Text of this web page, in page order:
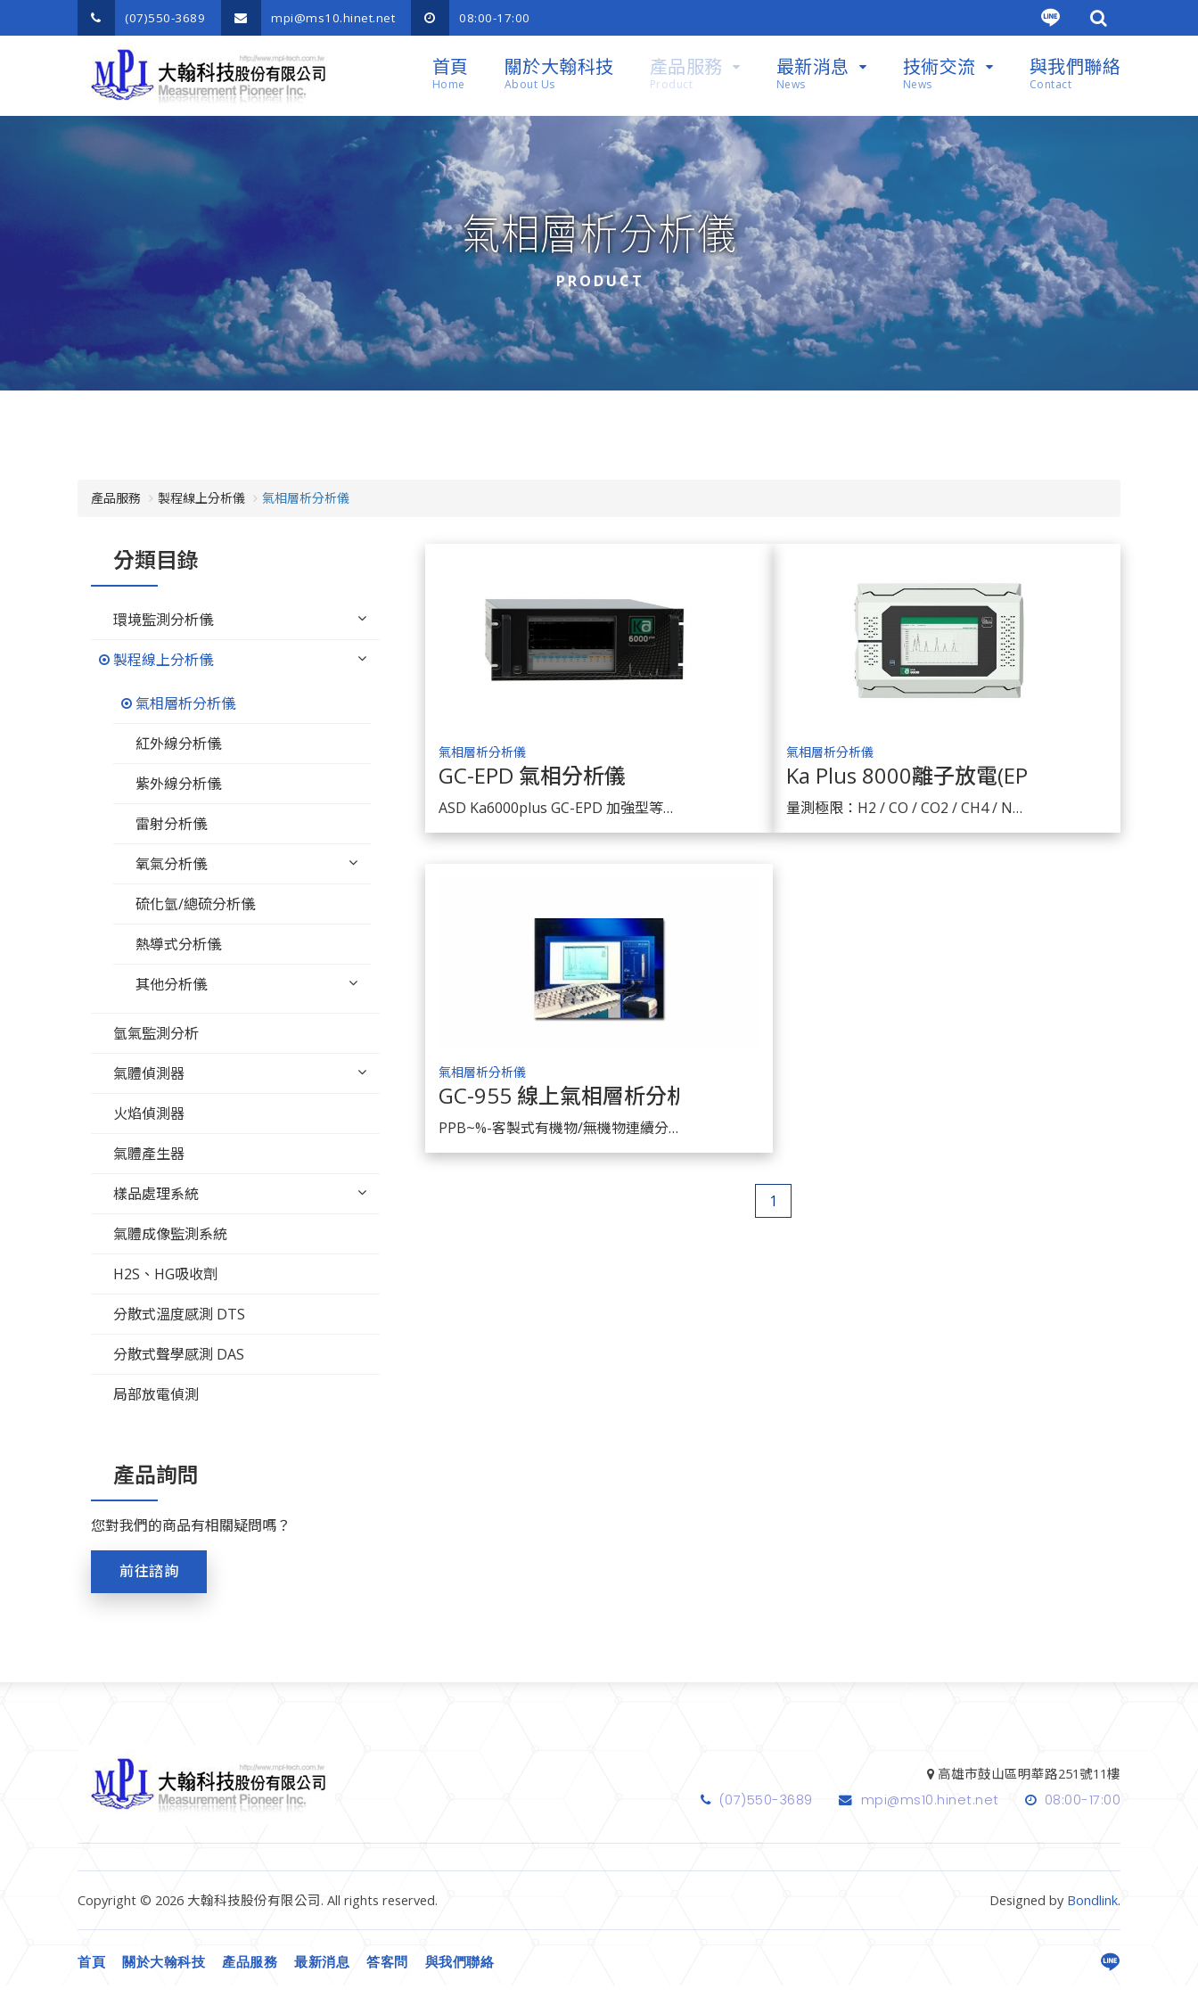
(07)550-3689 mpi@ms10.hinet.net 08:00-17:00
首頁
Home
關於大翰科技
About Us
產品服務
Product
最新消息
News
技術交流
News
與我們聯絡
Contact
氣相層析分析儀
PRODUCT
產品服務 製程線上分析儀 氣相層析分析儀
了解商品
氣相層析分析儀
GC-EPD 氣相分析儀
ASD Ka6000plus GC-EPD 加強型等離子氣相分析儀 了解商品
氣相層析分析儀
Ka Plus 8000離子放電(EPD)氣相層析分析儀
量測極限：H2 / CO / CO2 / CH4 / NMHC / N2 / Ar = 0.5ppb
了解商品
氣相層析分析儀
GC-955 線上氣相層析分析儀
PPB~%-客製式有機物/無機物連續分析
1
分類目錄
環境監測分析儀
製程線上分析儀
氣相層析分析儀
紅外線分析儀
紫外線分析儀
雷射分析儀
氧氣分析儀
硫化氫/總硫分析儀
熱導式分析儀
其他分析儀
氫氣監測分析
氣體偵測器
火焰偵測器
氣體產生器
樣品處理系統
氣體成像監測系統
H2S、HG吸收劑
分散式溫度感測 DTS
分散式聲學感測 DAS
局部放電偵測
產品詢問
您對我們的商品有相關疑問嗎？
前往諮詢
高雄市鼓山區明華路251號11樓
(07)550-3689 mpi@ms10.hinet.net 08:00-17:00
Copyright © 2026 大翰科技股份有限公司. All rights reserved. Designed by Bondlink.
首頁 關於大翰科技 產品服務 最新消息 答客問 與我們聯絡